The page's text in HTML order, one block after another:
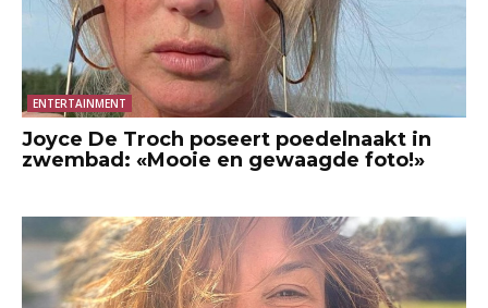
ENTERTAINMENT
Joyce De Troch poseert poedelnaakt in
zwembad: «Mooie en gewaagde foto!»